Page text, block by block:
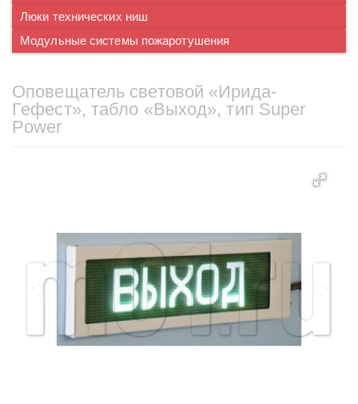
Люки технических ниш
Модульные системы пожаротушения
Оповещатель световой «Ирида-
Гефест», табло «Выход», тип Super
Power